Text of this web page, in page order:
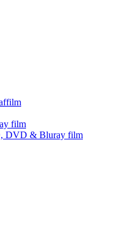
film
DVD & Bluray film